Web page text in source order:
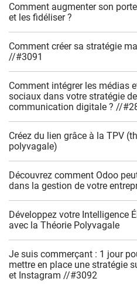
Comment augmenter son
et les fidéliser ?
Comment créer sa stratégie
//#3091
Comment intégrer les médias
sociaux dans votre stratégie de
communication digitale ? //
Créez du lien grâce à la TPV
polyvagale)
Découvrez comment Odoo
dans la gestion de votre
Développez votre Intelligence
avec la Théorie Polyvagale
Je suis commerçant : 1 jour
mettre en place une stratégie
et Instagram //#3092